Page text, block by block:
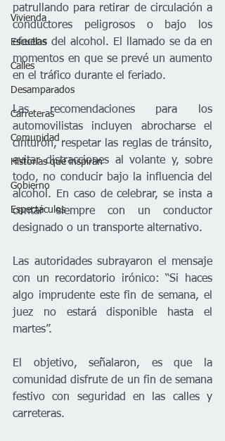
Vivienda
Escuelas
Calles
Desamparados
Carreteras
Comunidad
Historias que inspiran
Gobierno
Espectáculos
patrullando para retirar de circulación a
conductores peligrosos o bajo los
efectos del alcohol. El llamado se da en
momentos en que se prevé un aumento
en el tráfico durante el feriado.
Las recomendaciones para los
automovilistas incluyen abrocharse el
cinturón, respetar las reglas de tránsito,
evitar distracciones al volante y, sobre
todo, no conducir bajo la influencia del
alcohol. En caso de celebrar, se insta a
contar siempre con un conductor
designado o un transporte alternativo.
Las autoridades subrayaron el mensaje
con un recordatorio irónico: “Si haces
algo imprudente este fin de semana, el
juez no estará disponible hasta el
martes”.
El objetivo, señalaron, es que la
comunidad disfrute de un fin de semana
festivo con seguridad en las calles y
carreteras.